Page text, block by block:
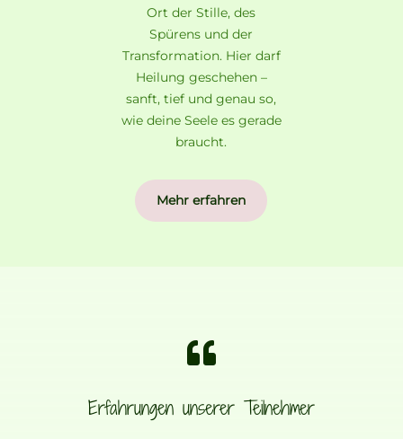
Ort der Stille, des
Spürens und der
Transformation. Hier darf
Heilung geschehen –
sanft, tief und genau so,
wie deine Seele es gerade
braucht.
Mehr erfahren

Erfahrungen unserer Teilnehmer